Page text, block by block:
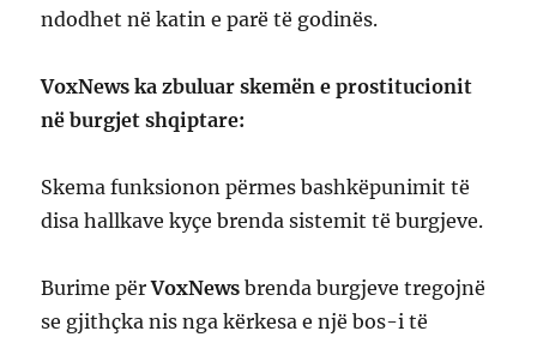
ndodhet në katin e parë të godinës.
VoxNews ka zbuluar skemën e prostitucionit
në burgjet shqiptare:
Skema funksionon përmes bashkëpunimit të
disa hallkave kyçe brenda sistemit të burgjeve.
Burime përVoxNews brenda burgjeve tregojnë
se gjithçka nis nga kërkesa e një bos-i të